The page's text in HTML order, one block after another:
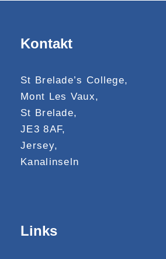
Kontakt
St Brelade’s College,
Mont Les Vaux,
St Brelade,
JE3 8AF,
Jersey,
Kanalinseln
Links